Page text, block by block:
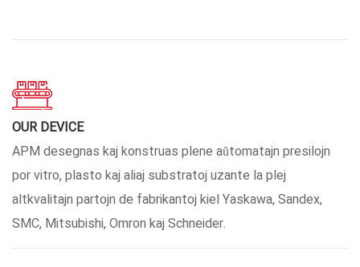
OUR DEVICE
APM desegnas kaj konstruas plene aŭtomatajn presilojn
por vitro, plasto kaj aliaj substratoj uzante la plej
altkvalitajn partojn de fabrikantoj kiel Yaskawa, Sandex,
SMC, Mitsubishi, Omron kaj Schneider.